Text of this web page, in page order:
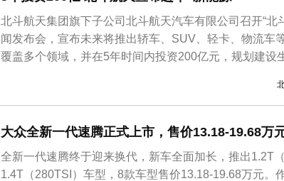
北斗航天集团旗下子公司北斗航天汽车有限公司召开“北
闻发布会，宣布未来将推出轿车、SUV、轻卡、物流车
覆盖多个领域，并在5年时间内投资200亿元，规划建设
大系列产品，涉及纯电动高端SUV、A00级轿车等多款
物流车等商用车。目前，北斗航天汽...
大众全新一代速腾正式上市，售价13.18-19.68万
全新一代速腾终于迎来换代，新车全面加长，推出1.2T
1.4T（280TSI）车型，8款车型售价13.18-19.68万元。